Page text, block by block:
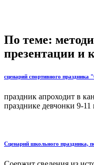
По теме:
презентации и
сценарий спортивного
праздник апроходит в
празднике девчонки 9-11
Сценарий школьного праздника,